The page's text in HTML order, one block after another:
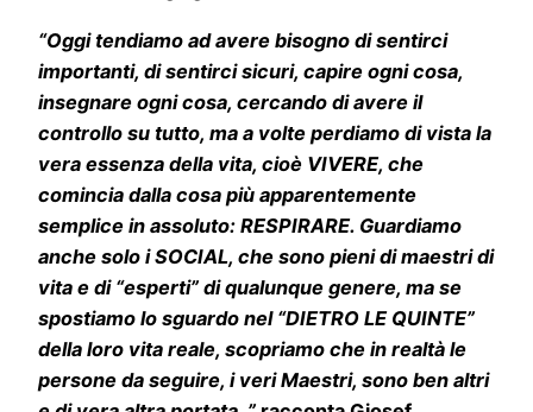
“Oggi tendiamo ad avere bisogno di sentirci
importanti, di sentirci sicuri, capire ogni cosa,
insegnare ogni cosa, cercando di avere il
controllo su tutto, ma a volte perdiamo di vista la
vera essenza della vita, cioè VIVERE, che
comincia dalla cosa più apparentemente
semplice in assoluto: RESPIRARE. Guardiamo
anche solo i SOCIAL, che sono pieni di maestri di
vita e di “esperti” di qualunque genere, ma se
spostiamo lo sguardo nel “DIETRO LE QUINTE”
della loro vita reale, scopriamo che in realtà le
persone da seguire, i veri Maestri, sono ben altri